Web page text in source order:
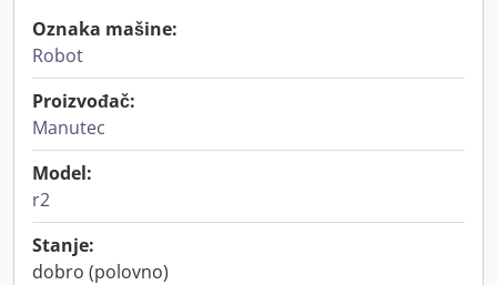
Oznaka mašine:
Robot
Proizvođač:
Manutec
Model:
r2
Stanje:
dobro (polovno)